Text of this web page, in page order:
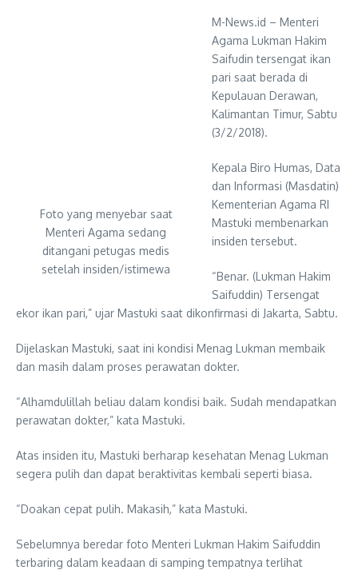
Foto yang menyebar saat
Menteri Agama sedang
ditangani petugas medis
setelah insiden/istimewa
M-News.id – Menteri
Agama Lukman Hakim
Saifudin tersengat ikan
pari saat berada di
Kepulauan Derawan,
Kalimantan Timur, Sabtu
(3/2/2018).
Kepala Biro Humas, Data
dan Informasi (Masdatin)
Kementerian Agama RI
Mastuki membenarkan
insiden tersebut.
“Benar. (Lukman Hakim
Saifuddin) Tersengat
ekor ikan pari,” ujar Mastuki saat dikonfirmasi di Jakarta, Sabtu.
Dijelaskan Mastuki, saat ini kondisi Menag Lukman membaik
dan masih dalam proses perawatan dokter.
“Alhamdulillah beliau dalam kondisi baik. Sudah mendapatkan
perawatan dokter,” kata Mastuki.
Atas insiden itu, Mastuki berharap kesehatan Menag Lukman
segera pulih dan dapat beraktivitas kembali seperti biasa.
“Doakan cepat pulih. Makasih,” kata Mastuki.
Sebelumnya beredar foto Menteri Lukman Hakim Saifuddin
terbaring dalam keadaan di samping tempatnya terlihat